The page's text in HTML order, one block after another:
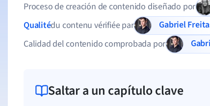
Proceso de creación de contenido diseñado por
Qualitédu contenu vérifiée par
Gabriel
Calidad del contenido comprobada por
Saltar a un capítulo clave